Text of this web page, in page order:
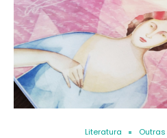
Literatura Outras